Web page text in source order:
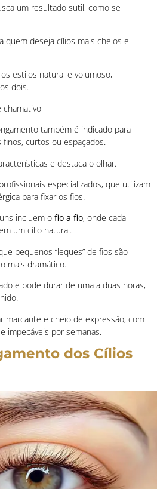
um resultado sutil, como se
quem deseja cílios mais cheios e
estilos natural e volumoso,
dois.
chamativo
também é indicado para
curtos ou espaçados.
e destaca o olhar.
especializados, que utilizam
para fixar os fios.
incluem o fio a fio, onde cada
um cílio natural.
pequenos “leques” de fios são
mais dramático.
e pode durar de uma a duas horas,
marcante e cheio de expressão, com
impecáveis por semanas.
dos Cílios